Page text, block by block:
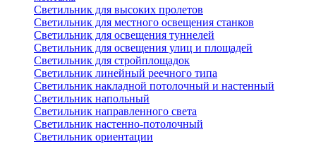
Светильник для высоких пролетов
Светильник для местного освещения станков
Светильник для освещения туннелей
Светильник для освещения улиц и площадей
Светильник для стройплощадок
Светильник линейный реечного типа
Светильник накладной потолочный и настенный
Светильник напольный
Светильник направленного света
Светильник настенно-потолочный
Светильник ориентации